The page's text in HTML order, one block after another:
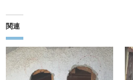
関連